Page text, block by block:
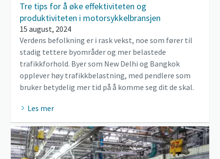
Tre tips for å øke effektiviteten og
produktiviteten i motorsykkelbransjen
15 august, 2024
Verdens befolkning er i rask vekst, noe som fører til
stadig tettere byområder og mer belastede
trafikkforhold. Byer som New Delhi og Bangkok
opplever høy trafikkbelastning, med pendlere som
bruker betydelig mer tid på å komme seg dit de skal.
Les mer